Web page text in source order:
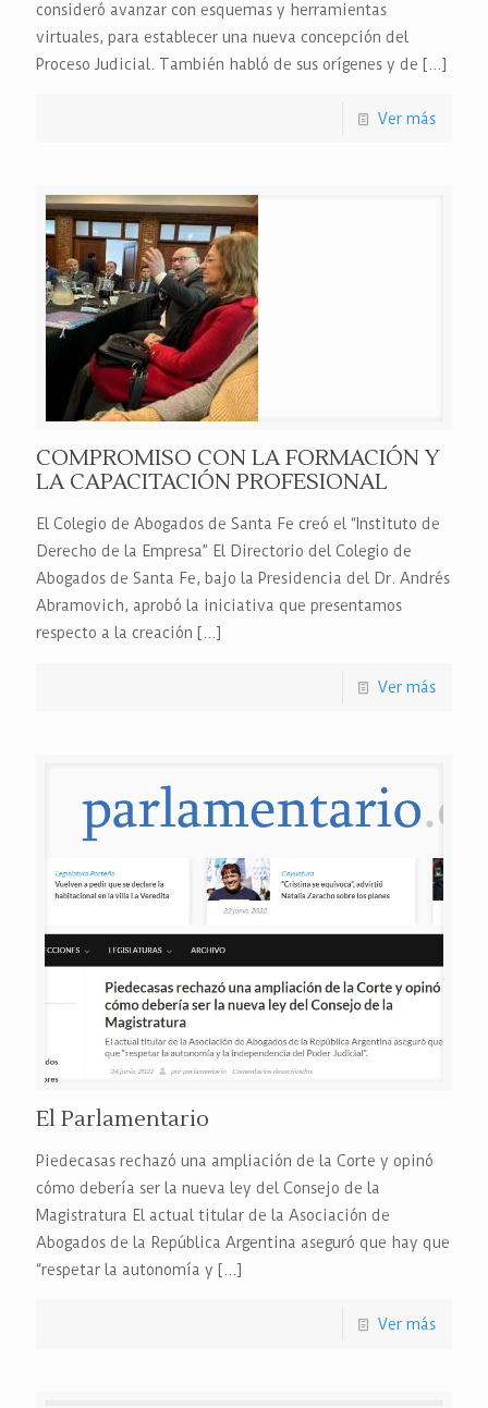
consideró avanzar con esquemas y herramientas
virtuales, para establecer una nueva concepción del
Proceso Judicial. También habló de sus orígenes y de […]
Ver más
COMPROMISO CON LA FORMACIÓN Y
LA CAPACITACIÓN PROFESIONAL
El Colegio de Abogados de Santa Fe creó el “Instituto de
Derecho de la Empresa” El Directorio del Colegio de
Abogados de Santa Fe, bajo la Presidencia del Dr. Andrés
Abramovich, aprobó la iniciativa que presentamos
respecto a la creación […]
Ver más
El Parlamentario
Piedecasas rechazó una ampliación de la Corte y opinó
cómo debería ser la nueva ley del Consejo de la
Magistratura El actual titular de la Asociación de
Abogados de la República Argentina aseguró que hay que
“respetar la autonomía y […]
Ver más